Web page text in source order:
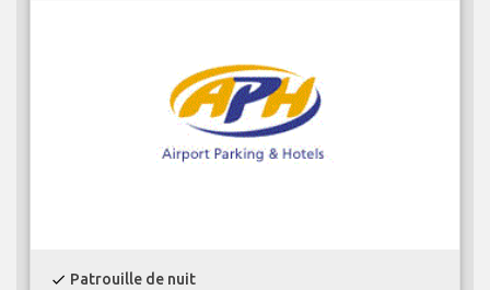
check Patrouille de nuit